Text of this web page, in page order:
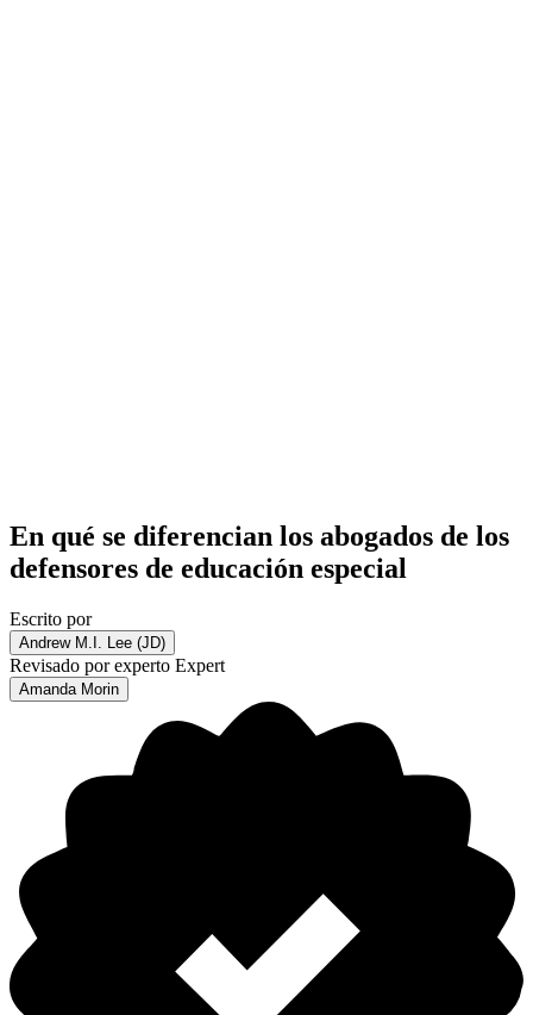
En qué se diferencian los abogados de los
defensores de educación especial
Escrito por
Andrew M.I. Lee (JD)
Revisado por experto Expert
Amanda Morin